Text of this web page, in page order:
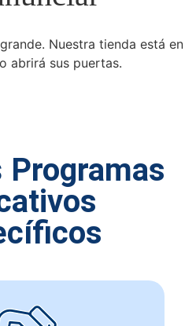
Nuestra tienda está en
abrirá sus puertas.
Programas